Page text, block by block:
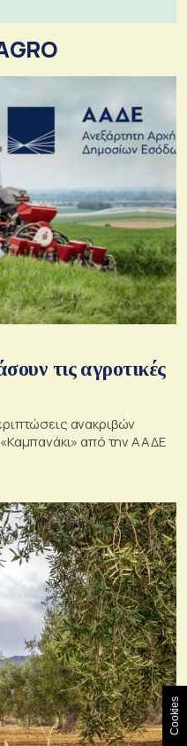
τις αγροτικές
ανακριβών
από την ΑΑΔΕ
Cookies